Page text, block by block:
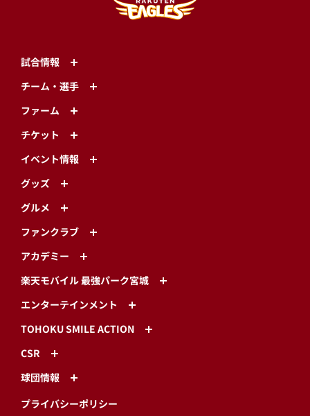
試合情報
チーム・選手
ファーム
チケット
イベント情報
グッズ
グルメ
ファンクラブ
アカデミー
楽天モバイル 最強パーク宮城
エンターテインメント
TOHOKU SMILE ACTION
CSR
球団情報
プライバシーポリシー